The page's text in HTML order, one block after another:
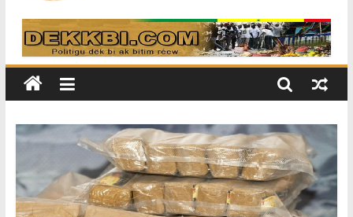
Disney s’associe à TikTok pour tirer
davantage profit de ses univers
légendaires
France – Algérie: l’affaire Mehdi
policière contre le narcotrafic